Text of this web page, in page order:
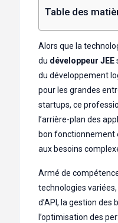
Table des
Alors que la
du développeur JEE
du développement
pour les grandes
startups, ce
l’arrière-plan des
bon fonctionnement
aux besoins
Armé de
technologies
d’API, la gestion des
l’optimisation des